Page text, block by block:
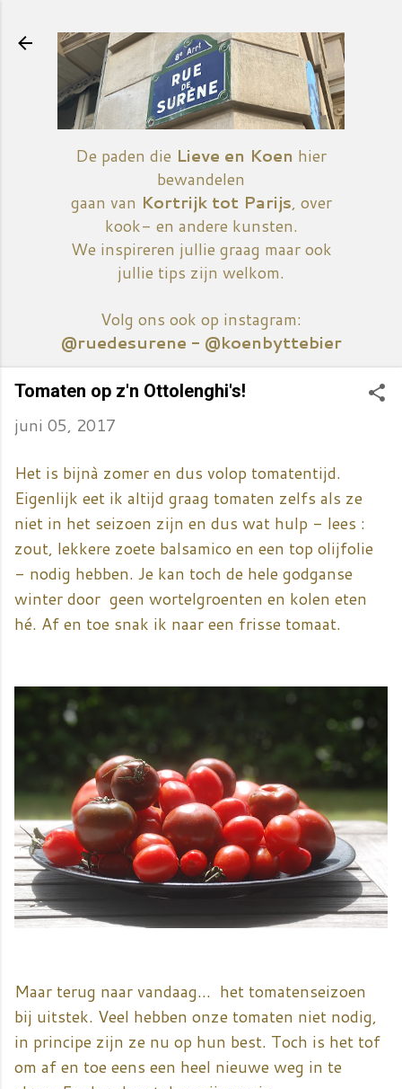
De paden die Lieve en Koen hier
bewandelen
gaan van Kortrijk tot Parijs, over
kook- en andere kunsten.
We inspireren jullie graag maar ook
jullie tips zijn welkom.
Volg ons ook op instagram:
@ruedesurene - @koenbyttebier
Tomaten op z'n Ottolenghi's!
juni 05, 2017
Het is bijnà zomer en dus volop tomatentijd.
Eigenlijk eet ik altijd graag tomaten zelfs als ze
niet in het seizoen zijn en dus wat hulp - lees :
zout, lekkere zoete balsamico en een top olijfolie
- nodig hebben. Je kan toch de hele godganse
winter door geen wortelgroenten en kolen eten
hé. Af en toe snak ik naar een frisse tomaat.
Maar terug naar vandaag... het tomatenseizoen
bij uitstek. Veel hebben onze tomaten niet nodig,
in principe zijn ze nu op hun best. Toch is het tof
om af en toe eens een heel nieuwe weg in te